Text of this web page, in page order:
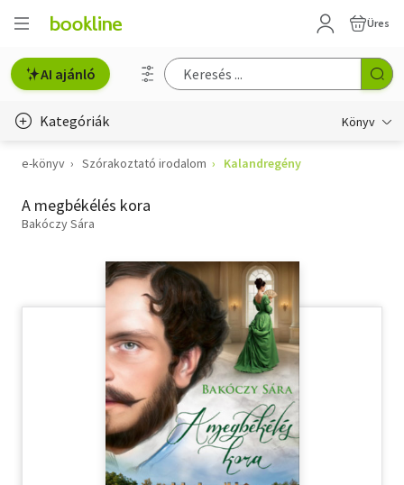
Üres
AI ajánló
Kategóriák Könyv
Életmód, egészség
Erotika
Hobbi, szabadidő
Szótár, nyelvkönyv
Tankönyv, segédkönyv
e-könyv Szórakoztató irodalom Kalandregény
A megbékélés kora
Bakóczy Sára